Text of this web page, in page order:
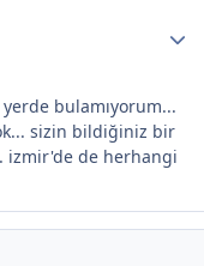
bulamıyorum...
sizin bildiğiniz bir
izmir'de de herhangi